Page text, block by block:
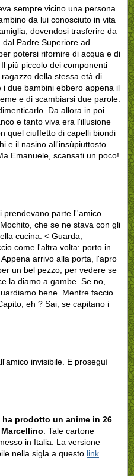
sempre vicino una persona
da lui conosciuto in vita
dovendosi trasferire da
Padre Superiore ad
potersi rifornire di acqua e di
più piccolo dei componenti
della stessa età di
due bambini ebbero appena il
e di scambiarsi due parole.
Da allora in poi
e tanto viva era l'illusione
quel ciuffetto di capelli biondi
e il nasino all'insùpiuttosto
Emanuele, scansati un poco!
prendevano parte l''amico
che se ne stava con gli
cucina. < Guarda,
come l'altra volta: porto in
arrivo alla porta, l'apro
un bel pezzo, per vedere se
la diamo a gambe. Se no,
bene. Mentre faccio
eh ? Sai, se capitano i
invisibile. E proseguì
ha prodotto un anime in 26
. Tale cartone
in Italia. La versione
nella sigla a questo link